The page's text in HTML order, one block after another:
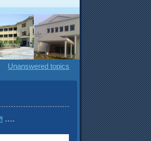
Unanswered topics